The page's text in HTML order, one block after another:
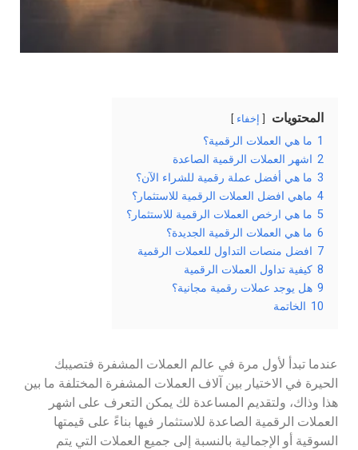
المحتويات إخفاء
1 ما هي العملات الرقمية؟
2 اشهر العملات الرقمية الصاعدة
3 ما هي أفضل عملة رقمية للشراء الآن؟
4 ماهي افضل العملات الرقمية للاستثمار؟
5 ما هي ارخص العملات الرقمية للاستثمار؟
6 ما هي العملات الرقمية الجديدة؟
7 افضل منصات التداول للعملات الرقمية
8 كيفية تداول العملات الرقمية
9 هل يوجد عملات رقمية مجانية؟
10 الخاتمة
عندما تبدأ لأول مرة في عالم العملات المشفرة فتصيبك
الحيرة في الاختيار بين آلاف العملات المشفرة المختلفة ما بين
هذا وذاك، ولتقديم المساعدة لك يمكن التعرف على اشهر
العملات الرقمية الصاعدة للاستثمار فيها بناءً على قيمتها
السوقية أو الإجمالية بالنسبة إلى جميع العملات التي يتم